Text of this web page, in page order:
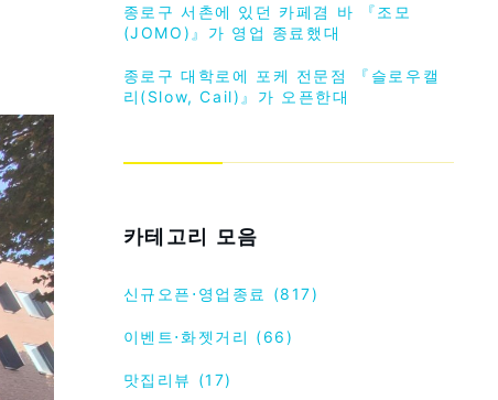
종로구 서촌에 있던 카페겸 바 『조모
(JOMO)』가 영업 종료했대
종로구 대학로에 포케 전문점 『슬로우캘
리(Slow, Cail)』가 오픈한대
카테고리 모음
신규오픈⋅영업종료 (817)
이벤트⋅화젯거리 (66)
맛집리뷰 (17)